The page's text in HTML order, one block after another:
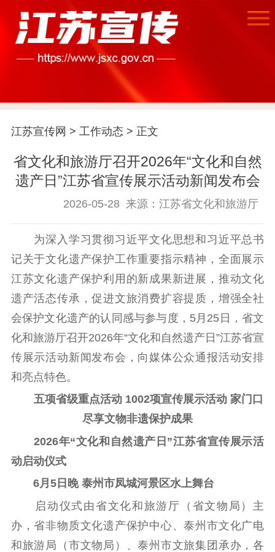
首页
江苏要闻
公示公告
通知公告 信息公开制度
信息公开指南
信息公开年度报
告
政策法规
工作动态
理论武装
理论学习 研究阐释
哲学社科
社科强省 工作通知
成果集萃
主题宣传 对外宣传
新闻发布
记者之家
品牌栏目
江苏宣传网 > 工作动态 > 正文
省文化和旅游厅召开2026年“文化和自然
遗产日”江苏省宣传展示活动新闻发布会
2026-05-28 来源：江苏省文化和旅游厅
为深入学习贯彻习近平文化思想和习近平总书
记关于文化遗产保护工作重要指示精神，全面展示
江苏文化遗产保护利用的新成果新进展，推动文化
遗产活态传承，促进文旅消费扩容提质，增强全社
会保护文化遗产的认同感与参与度，5月25日，省文
化和旅游厅召开2026年“文化和自然遗产日”江苏省宣
传展示活动新闻发布会，向媒体公众通报活动安排
和亮点特色。
五项省级重点活动 1002项宣传展示活动 家门口
尽享文物非遗保护成果
2026年“文化和自然遗产日”江苏省宣传展示活
动启动仪式
6月5日晚 泰州市凤城河景区水上舞台
启动仪式由省文化和旅游厅（省文物局）主
办，省非物质文化遗产保护中心、泰州市文化广电
和旅游局（市文物局）、泰州市文旅集团承办，各